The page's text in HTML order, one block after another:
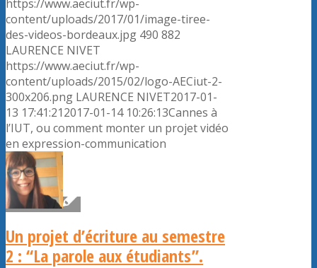
https://www.aeciut.fr/wp-
content/uploads/2017/01/image-tiree-
des-videos-bordeaux.jpg 490 882
LAURENCE NIVET
https://www.aeciut.fr/wp-
content/uploads/2015/02/logo-AECiut-2-
300x206.png LAURENCE NIVET2017-01-
13 17:41:212017-01-14 10:26:13Cannes à
l’IUT, ou comment monter un projet vidéo
en expression-communication
Un projet d’écriture au semestre
2 : “La parole aux étudiants”.